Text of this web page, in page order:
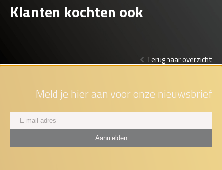
Klanten kochten ook
Terug naar overzicht
Meld je hier aan voor onze nieuwsbrief